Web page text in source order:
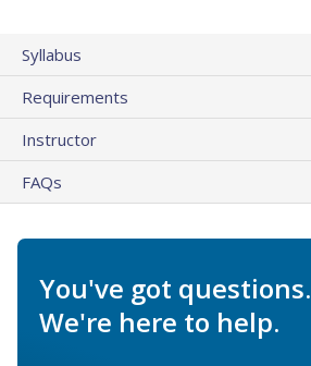
Syllabus
Requirements
Instructor
FAQs
You've got questions.
We're here to help.